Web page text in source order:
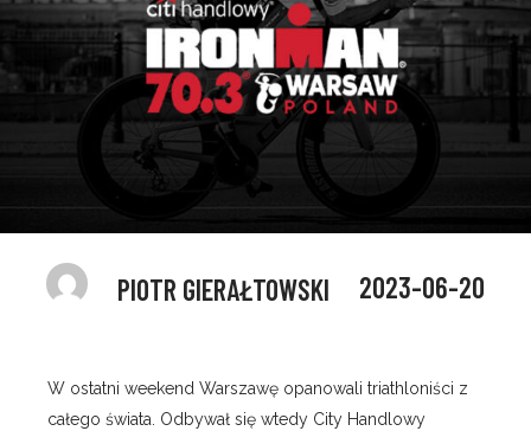
PIOTR GIERAŁTOWSKI 2023-06-20
W ostatni weekend Warszawę opanowali triathloniści z
całego świata. Odbywał się wtedy City Handlowy